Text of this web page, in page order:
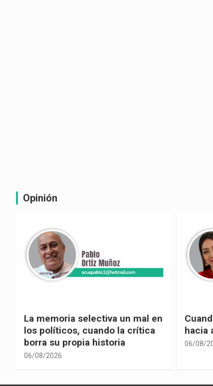
Opinión
La memoria selectiva un mal en
los políticos, cuando la crítica
borra su propia historia
06/08/2026
hacia
06/08/